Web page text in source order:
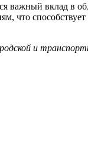
важный вклад в
что
и